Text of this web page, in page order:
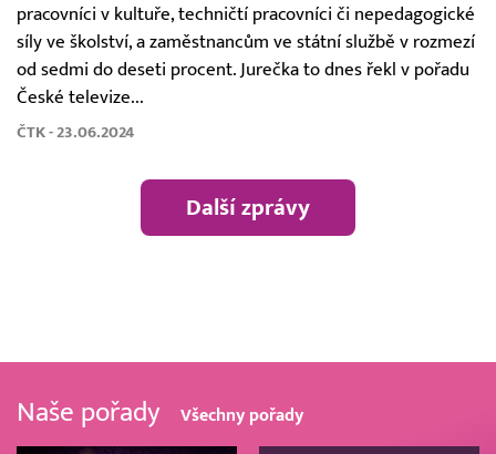
pracovníci v kultuře, techničtí pracovníci či nepedagogické
síly ve školství, a zaměstnancům ve státní službě v rozmezí
od sedmi do deseti procent. Jurečka to dnes řekl v pořadu
České televize...
ČTK - 23.06.2024
Další zprávy
Naše pořady Všechny pořady